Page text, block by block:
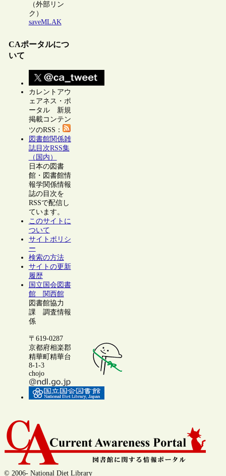
（外部リン
ク）
saveMLAK
CAポータルにつ
いて
カレントアウ
ェアネス・ポ
ータル 新規
掲載コンテン
ツのRSS：
図書館関係雑
誌目次RSS集
（国内）
日本の図書
館・図書館情
報学関係情報
誌の目次を
RSSで配信し
ています。
このサイトに
ついて
サイトポリシ
ー
検索の方法
サイトの更新
履歴
国立国会図書
館 関西館
図書館協力
課 調査情報
係
〒619-0287
京都府相楽郡
精華町精華台
8-1-3
chojo
© 2006- National Diet Library